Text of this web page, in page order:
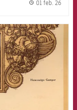
01 feb. 26
badge